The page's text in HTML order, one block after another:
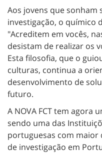
Aos jovens que sonham
investigação, o químico
"Acreditem em vocês,
desistam de realizar os
Esta filosofia, que o
culturas, continua a
desenvolvimento de
futuro.
A NOVA FCT tem agora
sendo uma das
portuguesas com maior
de investigação em